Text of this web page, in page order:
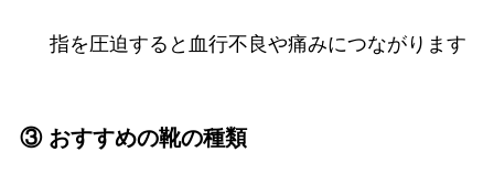
指を圧迫すると血行不良や痛みにつながります
③ おすすめの靴の種類